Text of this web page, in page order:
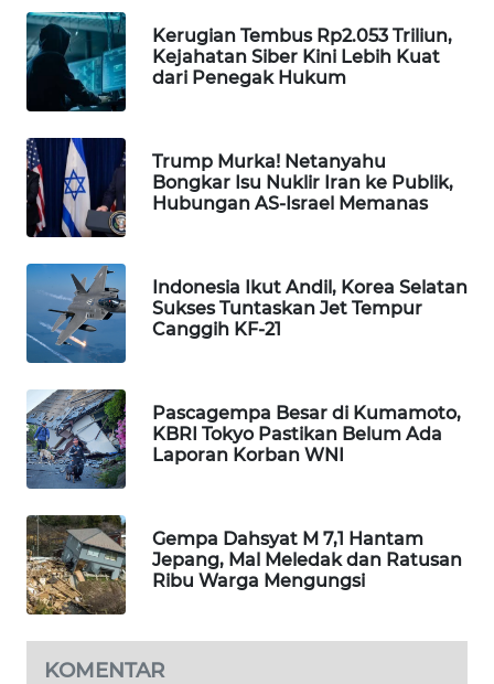
Kerugian Tembus Rp2.053 Triliun,
Kejahatan Siber Kini Lebih Kuat
dari Penegak Hukum
Trump Murka! Netanyahu
Bongkar Isu Nuklir Iran ke Publik,
Hubungan AS-Israel Memanas
Indonesia Ikut Andil, Korea Selatan
Sukses Tuntaskan Jet Tempur
Canggih KF-21
Pascagempa Besar di Kumamoto,
KBRI Tokyo Pastikan Belum Ada
Laporan Korban WNI
Gempa Dahsyat M 7,1 Hantam
Jepang, Mal Meledak dan Ratusan
Ribu Warga Mengungsi
KOMENTAR
WAHANA
PERSONA
WAHANA
OTOMOTIF
WAHANA
HEALTH
WAHANA
DESA
WISATA
LAPAK
WAHANA
Wahana
KONSUMEN
LISTRIK
MASYARAKAT
KELISTRIKAN